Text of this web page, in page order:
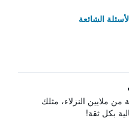
الشائعة
من ملايين النزلاء، مثلك
بكل ثقة!